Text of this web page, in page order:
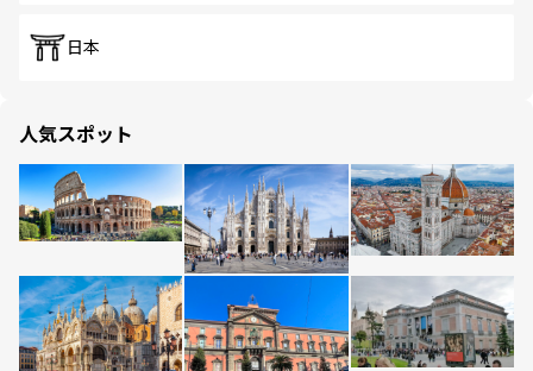
日本
人気スポット